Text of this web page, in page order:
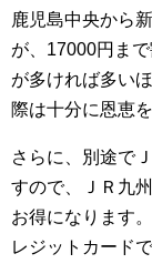
鹿児島中央から
が、17000円ま
が多ければ多い
際は十分に恩恵
さらに、別途で
すので、ＪＲ九
お得になります
レジットカードで